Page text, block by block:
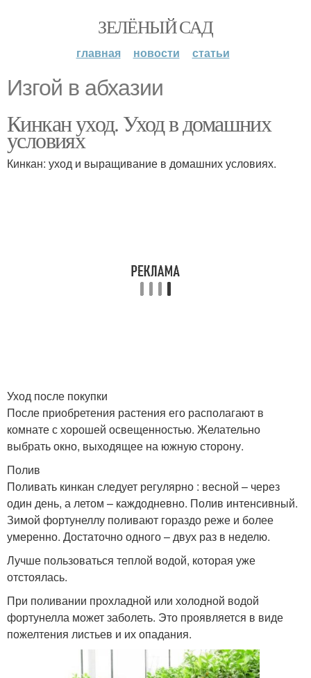
ЗЕЛЁНЫЙ САД
главная новости статьи
Изгой в абхазии
Кинкан уход. Уход в домашних
условиях
Кинкан: уход и выращивание в домашних условиях.
Уход после покупки
После приобретения растения его располагают в
комнате с хорошей освещенностью. Желательно
выбрать окно, выходящее на южную сторону.
Полив
Поливать кинкан следует регулярно : весной – через
один день, а летом – каждодневно. Полив интенсивный.
Зимой фортунеллу поливают гораздо реже и более
умеренно. Достаточно одного – двух раз в неделю.
Лучше пользоваться теплой водой, которая уже
отстоялась.
При поливании прохладной или холодной водой
фортунелла может заболеть. Это проявляется в виде
пожелтения листьев и их опадания.